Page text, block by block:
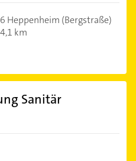
Heppenheim (Bergstraße)
4,1 km
Sanitär